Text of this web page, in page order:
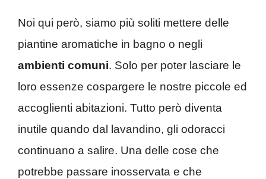
Noi qui però, siamo più soliti mettere delle
piantine aromatiche in bagno o negli
ambienti comuni. Solo per poter lasciare le
loro essenze cospargere le nostre piccole ed
accoglienti abitazioni. Tutto però diventa
inutile quando dal lavandino, gli odoracci
continuano a salire. Una delle cose che
potrebbe passare inosservata e che